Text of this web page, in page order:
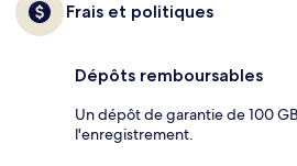
Frais et politiques
Dépôts remboursables
Un dépôt de garantie de 100
l'enregistrement.